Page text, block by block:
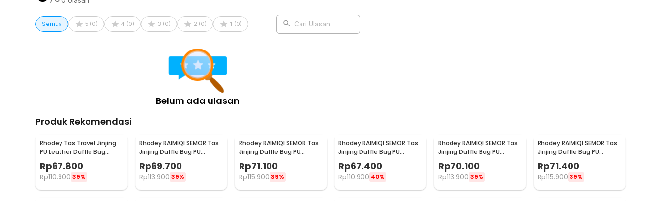
Semua 5 (0) 4 (0) 3 (0) 2 (0) 1 (0) Cari Ulasan
Belum ada ulasan
Produk Rekomendasi
Rhodey Tas Travel Jinjing
PU Leather Duffle Bag
Stripe Model - S01
Rp67.800
Rp110.900 39%
Rhodey RAIMIQI SEMOR Tas
Jinjing Duffle Bag PU
Leather Unisex 20 Inch
Coffee Grid - C01
Rp69.700
Rp113.90039%
Rhodey RAIMIQI SEMOR Tas
Jinjing Duffle Bag PU
Large Bear - C01
Rp71.100
Rp115.900 39%
Rhodey RAIMIQI SEMOR Tas
Jinjing Duffle Bag PU
Leather Unisex 20 Inch
Black Gray Grid - C01
Rp67.400
Rp110.900 40%
Rhodey RAIMIQI SEMOR Tas
Jinjing Duffle Bag PU
Beauty - C01
Rp70.100
Rp113.900 39%
Rhodey RAIMIQI SEMOR Tas
Jinjing Duffle Bag PU
Beige Bear - C01
Rp71.400
Rp115.90039%